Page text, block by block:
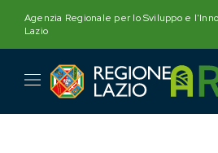
content
Agenzia Regionale per lo Sviluppo e
Lazio